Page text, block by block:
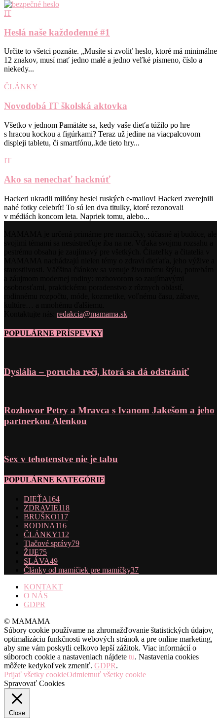
IT
Heslá naše každodenné #1
Určite to všetci poznáte. „Musíte si zvoliť heslo, ktoré má minimálne
12 znakov, musí mať jedno malé a jedno veľké písmeno, číslo a
niekedy...
ČLÁNKY
Novodobá IT školská aktovka
Všetko v jednom Pamätáte sa, kedy vaše dieťa túžilo po hre
s hracou kockou a figúrkami? Teraz už jedine na viacpalcovom
displeji tabletu, či smartfónu,.kde tieto hry...
IT
Ako sa nenechať hacknúť
Hackeri ukradli milióny hesiel ruských e-mailov! Hackeri zverejnili
nahé fotky celebrít! To sú len dva titulky, ktoré rezonovali
v médiách koncom leta. Napriek tomu, alebo...
redakcia@mamama.sk
POPULÁRNE PRÍSPEVKY
Dyslália – porucha reči, ktorá sa dá odstrániť
Rozhovor Petry a Mravca s Ivanom Jakešom a jeho
partnerkou Alenkou
Sex v tehotenstve nie je tabu
POPULÁRNE KATEGÓRIE
DIEŤA164
ZDRAVIE118
BRUŠKO117
RODINA116
ČLÁNKY112
Tlačové správy79
ŽIJE75
SLÁVA49
Články od mamičiek pre mamičky37
KONTAKT
O NÁS
GDPR
© MAMAMA
Súbory cookie používame na zhromažďovanie štatistických údajov,
optimalizáciu funkčnosti webových stránok a pre online marketing,
aby sme vám poskytli celkovo lepší zážitok. Viac informácií o
súboroch cookie a nastaveniach nájdete tu. Nastavenia cookies
môžete kedykoľvek zmeniť. GDPR.
Prijať všetky cookieOdmietnuť všetky cookie
Spravovať Cookies
Close